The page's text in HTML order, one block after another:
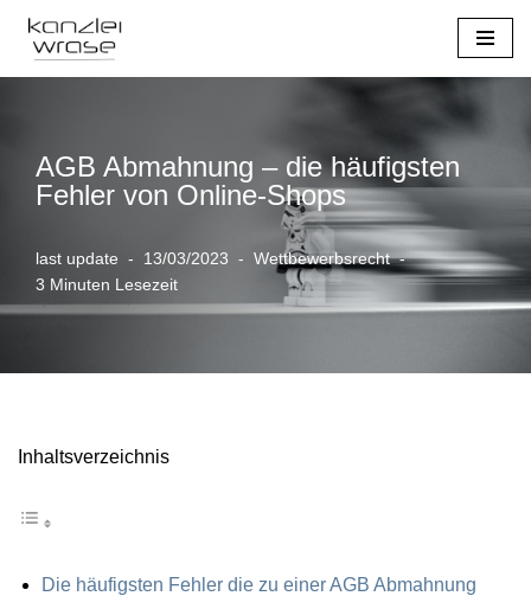
Zum
AGB Abmahnung – die häufigsten
Fehler von Online-Shops
last update 13/03/2023
Wettbewerbsrecht
3 Minuten Lesezeit
Inhaltsverzeichnis
Die häufigsten Fehler die zu einer AGB Abmahnung